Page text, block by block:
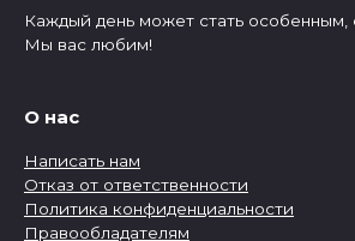
Каждый день может стать особенным,
Мы вас любим!
О нас
Написать нам
Отказ от ответственности
Политика конфиденциальности
Правообладателям